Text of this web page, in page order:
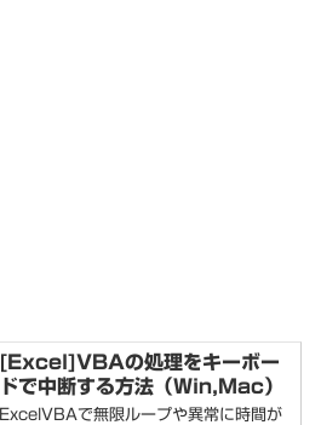
[Excel]VBAの処理をキーボー
ドで中断する方法（Win,Mac）
ExcelVBAで無限ループや異常に時間が